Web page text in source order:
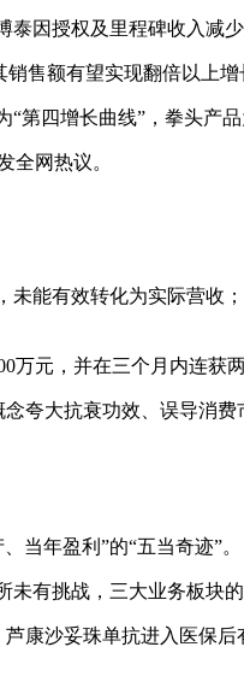
因授权及里程碑收入减
售额有望实现翻倍以上
第四增长曲线”，拳头产
全网热议。
能有效转化为实际营收
万元，并在三个月内连获两
夸大抗衰功效、误导消
当年盈利”的“五当奇迹”。
有挑战，三大业务板块
康沙妥珠单抗进入医保